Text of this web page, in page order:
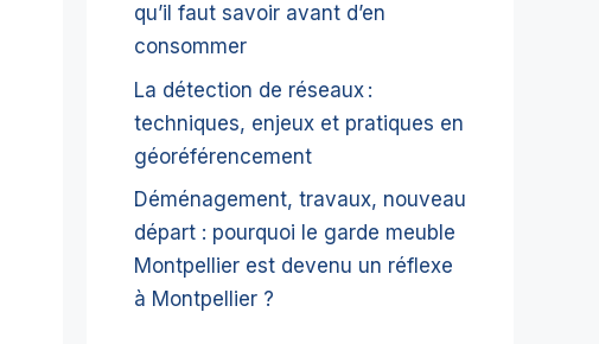
qu’il faut savoir avant d’en
consommer
La détection de réseaux :
techniques, enjeux et pratiques en
géoréférencement
Déménagement, travaux, nouveau
départ : pourquoi le garde meuble
Montpellier est devenu un réflexe
à Montpellier ?